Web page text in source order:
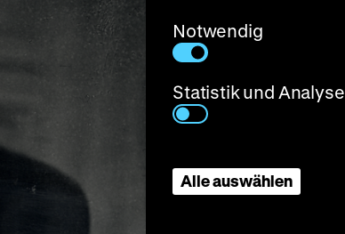
Notwendig
Statistik und Analyse
Alle auswählen